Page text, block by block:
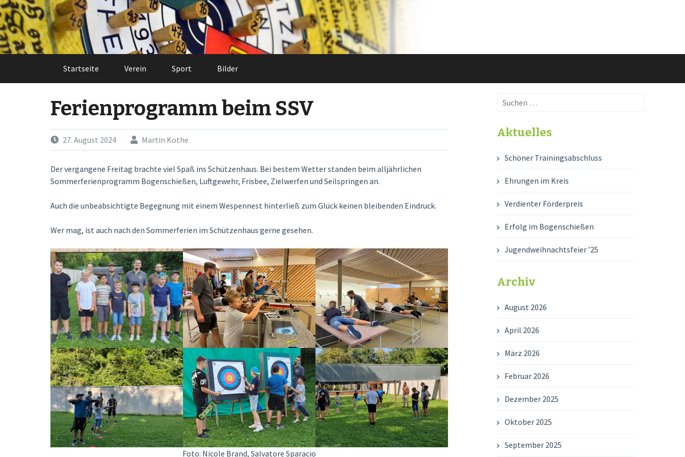
Skip
to
content
Startseite Verein Sport Bilder
Ferienprogramm beim SSV
27. August 2024 Martin Kothe
Der vergangene Freitag brachte viel Spaß ins Schützenhaus. Bei bestem Wetter standen beim alljährlichen
Sommerferienprogramm Bogenschießen, Luftgewehr, Frisbee, Zielwerfen und Seilspringen an.
Auch die unbeabsichtigte Begegnung mit einem Wespennest hinterließ zum Glück keinen bleibenden Eindruck.
Wer mag, ist auch nach den Sommerferien im Schützenhaus gerne gesehen.
Foto: Nicole Brand, Salvatore Sparacio
Suchen
Aktuelles
Schöner Trainingsabschluss
Ehrungen im Kreis
Verdienter Förderpreis
Erfolg im Bogenschießen
Jugendweihnachtsfeier ’25
Archiv
August 2026
April 2026
März 2026
Februar 2026
Dezember 2025
Oktober 2025
September 2025